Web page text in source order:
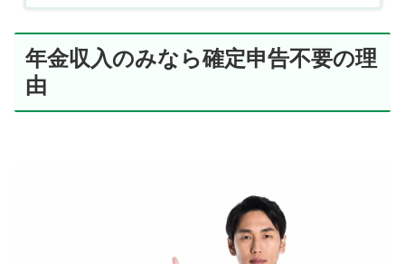
年金収入のみなら確定申告不要の理
由